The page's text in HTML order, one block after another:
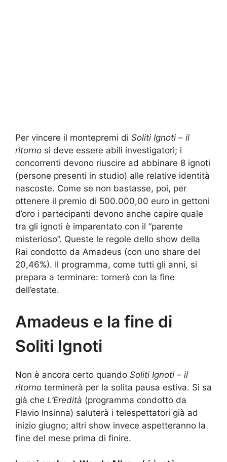
Per vincere il montepremi di Soliti Ignoti – il
ritorno si deve essere abili investigatori; i
concorrenti devono riuscire ad abbinare 8 ignoti
(persone presenti in studio) alle relative identità
nascoste. Come se non bastasse, poi, per
ottenere il premio di 500.000,00 euro in gettoni
d’oro i partecipanti devono anche capire quale
tra gli ignoti è imparentato con il “parente
misterioso”. Queste le regole dello show della
Rai condotto da Amadeus (con uno share del
20,46%). Il programma, come tutti gli anni, si
prepara a terminare: tornerà con la fine
dell’estate.
Amadeus e la fine di
Soliti Ignoti
Non è ancora certo quando Soliti Ignoti – il
ritorno terminerà per la solita pausa estiva. Si sa
già che L’Eredità (programma condotto da
Flavio Insinna) saluterà i telespettatori già ad
inizio giugno; altri show invece aspetteranno la
fine del mese prima di finire.